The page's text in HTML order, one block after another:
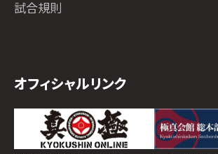
試合規則
オフィシャルリンク